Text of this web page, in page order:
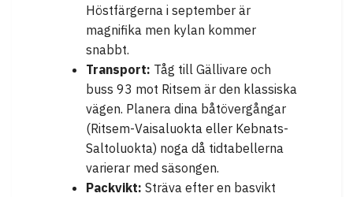
Höstfärgerna i september är
magnifika men kylan kommer
snabbt.
Transport: Tåg till Gällivare och
buss 93 mot Ritsem är den klassiska
vägen. Planera dina båtövergångar
(Ritsem-Vaisaluokta eller Kebnats-
Saltoluokta) noga då tidtabellerna
varierar med säsongen.
Packvikt: Sträva efter en basvikt